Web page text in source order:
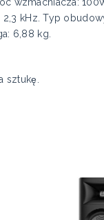
kHz. Typ
6,88 kg.
sztukę.